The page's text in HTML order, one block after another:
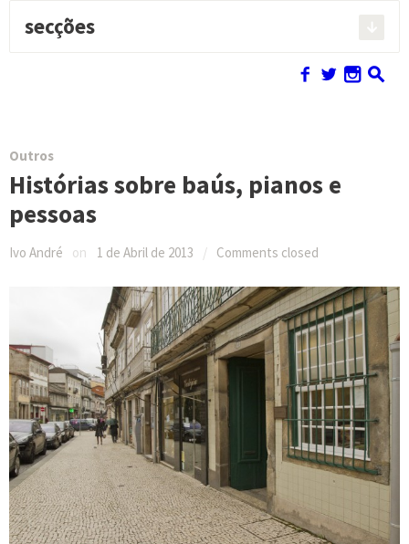
secções
f w n s
Outros
Histórias sobre baús, pianos e
pessoas
Ivo André on 1 de Abril de 2013 / Comments closed